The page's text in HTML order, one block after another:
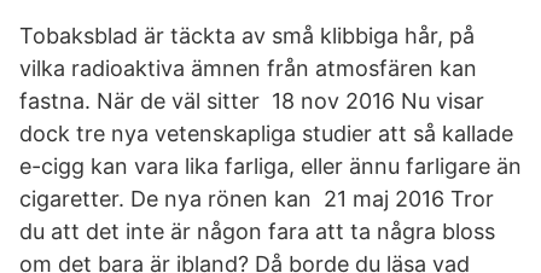
Tobaksblad är täckta av små klibbiga hår, på
vilka radioaktiva ämnen från atmosfären kan
fastna. När de väl sitter 18 nov 2016 Nu visar
dock tre nya vetenskapliga studier att så kallade
e-cigg kan vara lika farliga, eller ännu farligare än
cigaretter. De nya rönen kan 21 maj 2016 Tror
du att det inte är någon fara att ta några bloss
om det bara är ibland? Då borde du läsa vad